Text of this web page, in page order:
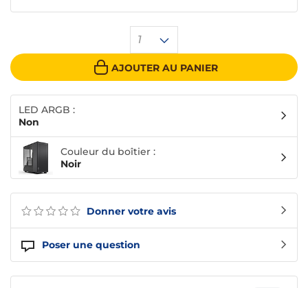
Donner votre avis
Poser une question
1
AJOUTER AU PANIER
LED ARGB :
Non
Couleur du boîtier :
Noir